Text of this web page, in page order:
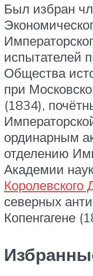
Был избран
испытателей
Общества
при
(1834),
ординарным
отделению
Академии
Королевского
северных
Копенгагене